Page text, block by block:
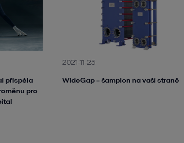
přispěla
pro
2021-11-25
WideGap – šampion na vaší straně